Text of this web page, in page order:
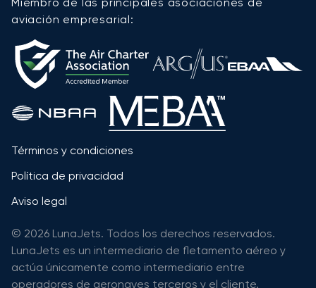
aviación empresarial:
Términos y condiciones
Política de privacidad
Aviso legal
© 2026 LunaJets. Todos los derechos reservados.
LunaJets es un intermediario de fletamento aéreo y
actúa únicamente como intermediario entre
operadores de aeronaves terceros y el cliente.